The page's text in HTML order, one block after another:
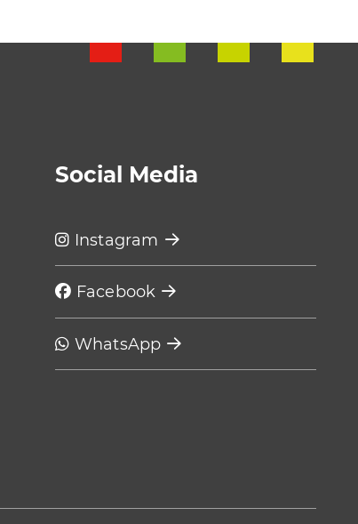
Social Media
Instagram
Facebook
WhatsApp